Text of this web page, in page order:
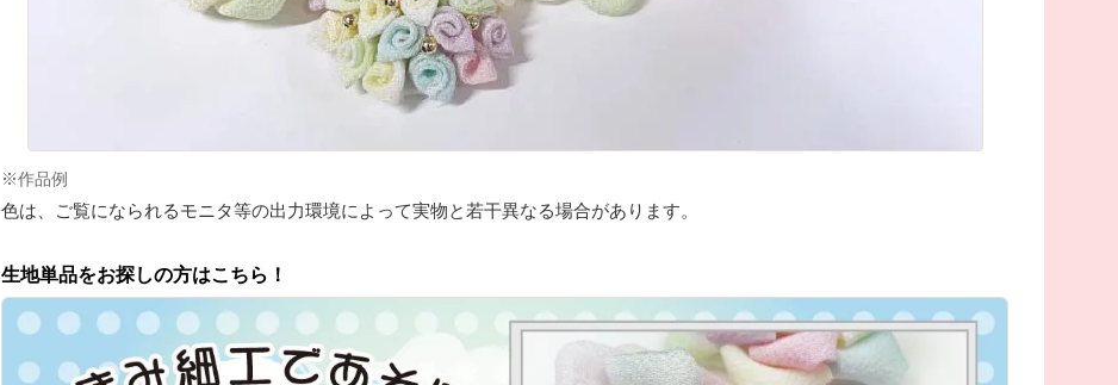
※作品例
色は、ご覧になられるモニタ等の出力環境によって実物と若干異なる場合があります。
生地単品をお探しの方はこちら！